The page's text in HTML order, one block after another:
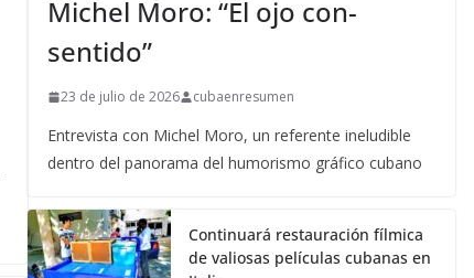
Michel Moro: “El ojo con-
sentido”
23 de julio de 2026 cubaenresumen
Entrevista con Michel Moro, un referente ineludible
dentro del panorama del humorismo gráfico cubano
Continuará restauración fílmica
de valiosas películas cubanas en